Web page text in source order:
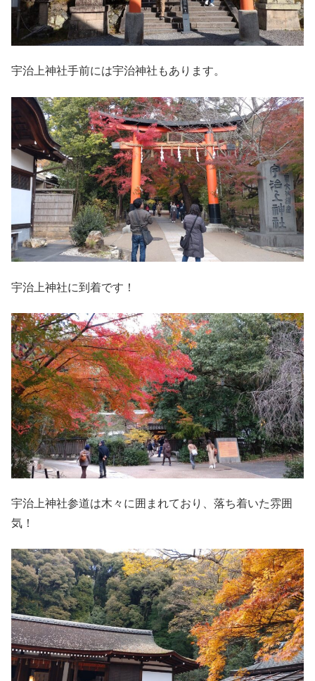
宇治上神社手前には宇治神社もあります。
宇治上神社に到着です！
宇治上神社参道は木々に囲まれており、落ち着いた雰囲
気！